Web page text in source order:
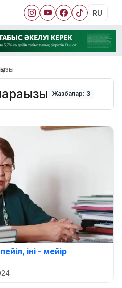
RU
Жазбалар: 3
іні - мейір